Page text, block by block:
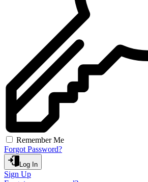
Remember Me
Forgot Password?
Log In
Sign Up